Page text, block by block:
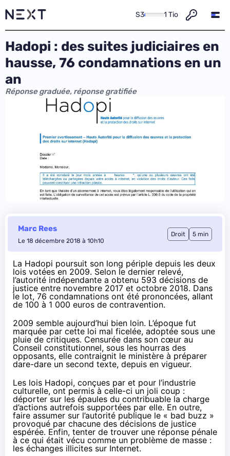
S3 1 Tio
Hadopi : des suites judiciaires en
hausse, 76 condamnations en un
an
Réponse graduée, réponse gratifiée
Marc Rees
Le 18 décembre 2018 à 10h10
Droit 5 min
La Hadopi poursuit son long périple depuis les deux
lois votées en 2009. Selon le dernier relevé,
l’autorité indépendante a obtenu 593 décisions de
justice entre novembre 2017 et octobre 2018. Dans
le lot, 76 condamnations ont été prononcées, allant
de 100 à 1 000 euros de contravention.
2009 semble aujourd’hui bien loin. L’époque fut
marquée par cette loi mal ficelée, adoptée sous une
pluie de critiques. Censurée dans son cœur au
Conseil constitutionnel, sous les hourras des
opposants, elle contraignit le ministère à préparer
dare-dare un second texte, depuis en vigueur.
Les lois Hadopi, conçues par et pour l’industrie
culturelle, ont permis à celle-ci un joli coup :
déporter sur les épaules du contribuable la charge
d’actions autrefois supportées par elle. En outre,
faire assumer sur l’autorité publique le « bad buzz »
provoqué par chacune des décisions de justice
espérée. Enfin, tenter de trouver une réponse pénale
à ce qui était vécu comme un problème de masse :
les échanges illicites sur Internet.